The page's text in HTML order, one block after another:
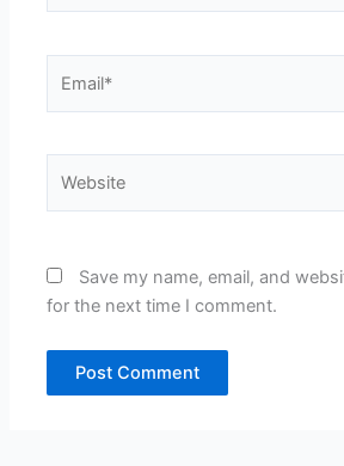
Save my name, email, and
for the next time I comment.